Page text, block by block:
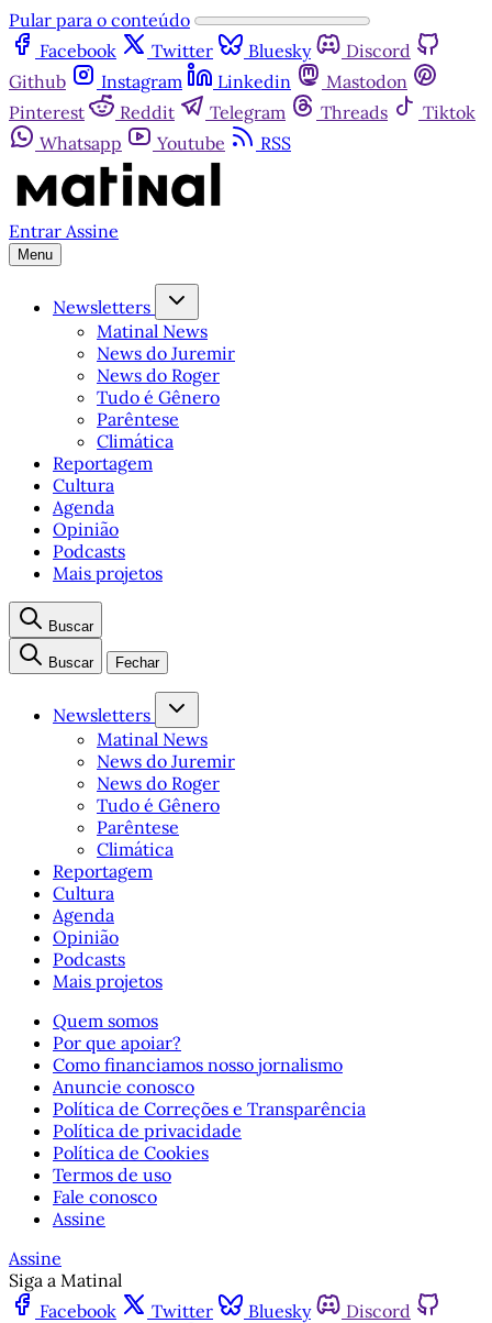
Pular para o conteúdo
Facebook
Twitter Bluesky
Discord
Github
Instagram Linkedin
Mastodon
Pinterest
Reddit Telegram Threads
Tiktok
Whatsapp
Youtube RSS
Entrar Assine
Menu
Newsletters
Matinal News
News do Juremir
News do Roger
Tudo é Gênero
Parêntese
Climática
Reportagem
Cultura
Agenda
Opinião
Podcasts
Mais projetos
Buscar
Buscar Fechar
Newsletters
Matinal News
News do Juremir
News do Roger
Tudo é Gênero
Parêntese
Climática
Reportagem
Cultura
Agenda
Opinião
Podcasts
Mais projetos
Quem somos
Por que apoiar?
Como financiamos nosso jornalismo
Anuncie conosco
Política de Correções e Transparência
Política de privacidade
Política de Cookies
Termos de uso
Fale conosco
Assine
Assine
Siga a Matinal
Facebook
Twitter Bluesky
Discord